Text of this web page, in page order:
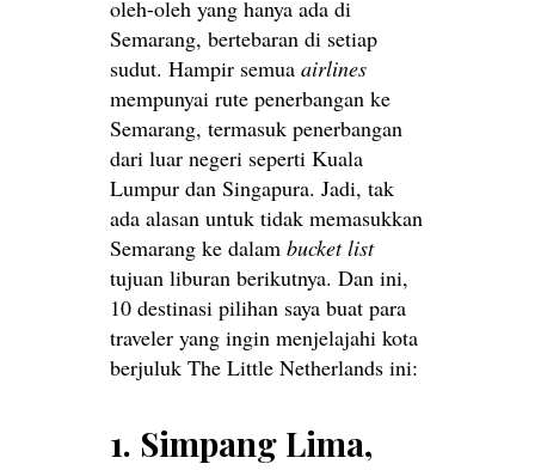
oleh-oleh yang hanya ada di
Semarang, bertebaran di setiap
sudut. Hampir semua airlines
mempunyai rute penerbangan ke
Semarang, termasuk penerbangan
dari luar negeri seperti Kuala
Lumpur dan Singapura. Jadi, tak
ada alasan untuk tidak memasukkan
Semarang ke dalam bucket list
tujuan liburan berikutnya. Dan ini,
10 destinasi pilihan saya buat para
traveler yang ingin menjelajahi kota
berjuluk The Little Netherlands ini:
1. Simpang Lima,